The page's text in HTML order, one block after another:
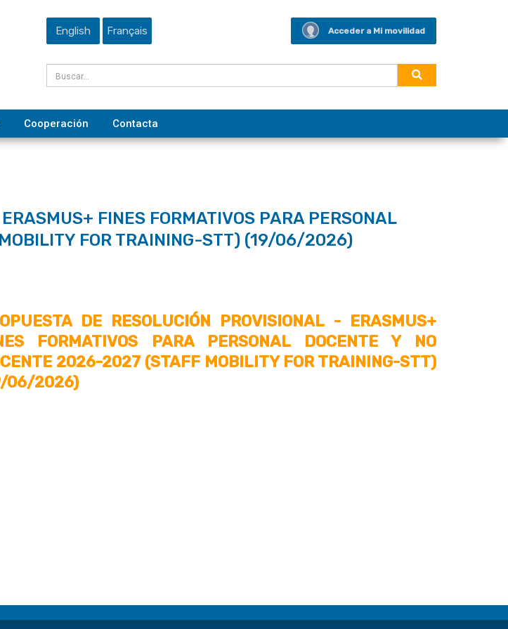
English Français Acceder a Mi movilidad
Cooperación Contacta
FINES FORMATIVOS PARA PERSONAL
FOR TRAINING-STT) (19/06/2026)
DE RESOLUCIÓN PROVISIONAL - ERASMUS+
FORMATIVOS PARA PERSONAL DOCENTE Y NO
2026-2027 (STAFF MOBILITY FOR TRAINING-STT)
06/2026)